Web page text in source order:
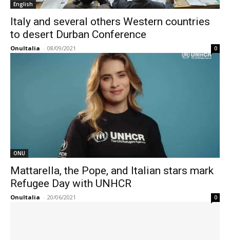
English
Italy and several others Western countries
to desert Durban Conference
OnuItalia - 08/09/2021 0
ONU
Mattarella, the Pope, and Italian stars mark
Refugee Day with UNHCR
OnuItalia - 20/06/2021 0